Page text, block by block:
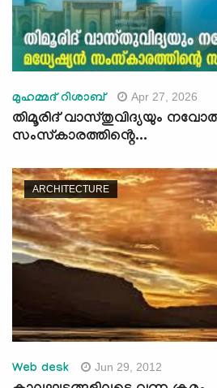
മുഹമ്മദ് റിശാബ് Apr 27, 2026
തിമൂരിദ് വാസ്തുവിദ്യയും
സംസ്കാരത്തിൻ്റെ...
ARCHITECTURE
Web desk Jun 29, 2012